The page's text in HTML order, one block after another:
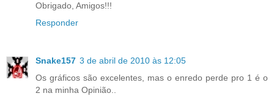
Obrigado, Amigos!!!
Responder
Snake157 3 de abril de 2010 às 12:05
Os gráficos são excelentes, mas o enredo perde pro 1 é o
2 na minha Opinião..